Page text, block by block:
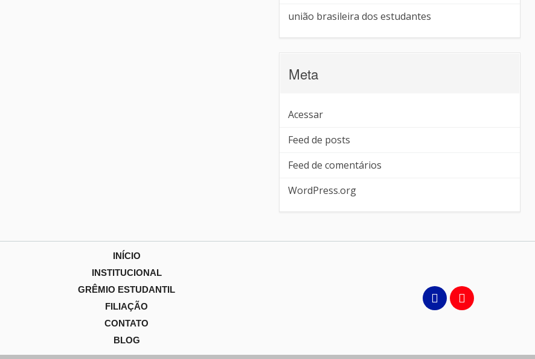
união brasileira dos estudantes
Meta
Acessar
Feed de posts
Feed de comentários
WordPress.org
INÍCIO
INSTITUCIONAL
GRÊMIO ESTUDANTIL
FILIAÇÃO
CONTATO
BLOG